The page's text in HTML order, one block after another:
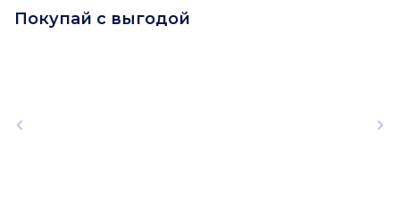
Покупай с выгодой